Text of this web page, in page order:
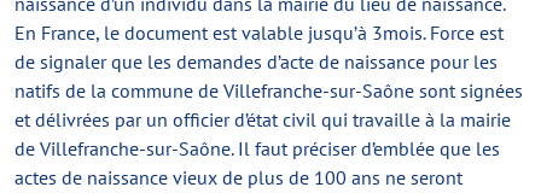
En France, le document est valable jusqu’à 3mois. Force est
de signaler que les demandes d’acte de naissance pour les
natifs de la commune de Villefranche-sur-Saône sont signées
et délivrées par un officier d’état civil qui travaille à la mairie
de Villefranche-sur-Saône. Il faut préciser d’emblée que les
actes de naissance vieux de plus de 100 ans ne seront